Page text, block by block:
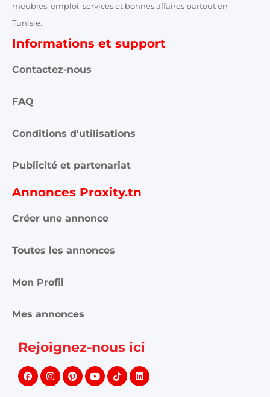
meubles, emploi, services et bonnes affaires partout en
Tunisie.
Informations et support
Contactez-nous
FAQ
Conditions d'utilisations
Publicité et partenariat
Annonces Proxity.tn
Créer une annonce
Toutes les annonces
Mon Profil
Mes annonces
Rejoignez-nous ici